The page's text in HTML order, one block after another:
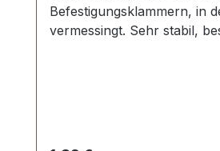
Befestigungsklammern, in
vermessingt. Sehr stabil,